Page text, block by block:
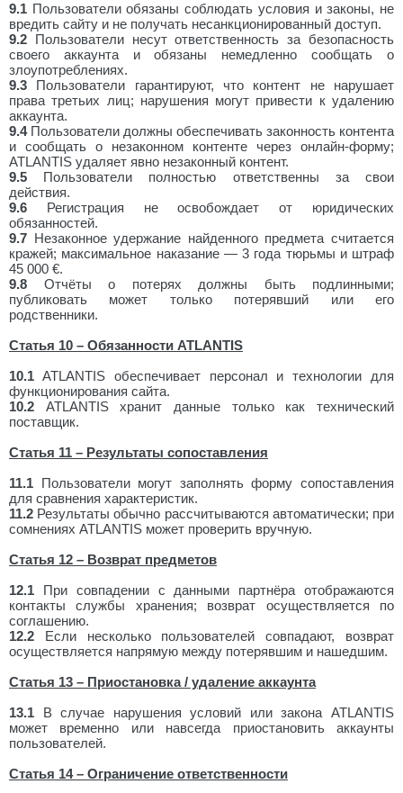
9.1 Пользователи обязаны соблюдать условия и законы, не
вредить сайту и не получать несанкционированный доступ.
9.2 Пользователи несут ответственность за безопасность
своего аккаунта и обязаны немедленно сообщать о
злоупотреблениях.
9.3 Пользователи гарантируют, что контент не нарушает
права третьих лиц; нарушения могут привести к удалению
аккаунта.
9.4Пользователи должны обеспечивать законность контента
и сообщать о незаконном контенте через онлайн-форму;
ATLANTIS удаляет явно незаконный контент.
9.5 Пользователи полностью ответственны за свои
действия.
9.6 Регистрация не освобождает от юридических
обязанностей.
9.7 Незаконное удержание найденного предмета считается
кражей; максимальное наказание — 3 года тюрьмы и штраф
45 000 €.
9.8 Отчёты о потерях должны быть подлинными;
публиковать может только потерявший или его
родственники.
Статья 10 – Обязанности ATLANTIS
10.1 ATLANTIS обеспечивает персонал и технологии для
функционирования сайта.
10.2 ATLANTIS хранит данные только как технический
поставщик.
Статья 11 – Результаты сопоставления
11.1 Пользователи могут заполнять форму сопоставления
для сравнения характеристик.
11.2 Результаты обычно рассчитываются автоматически; при
сомнениях ATLANTIS может проверить вручную.
Статья 12 – Возврат предметов
12.1 При совпадении с данными партнёра отображаются
контакты службы хранения; возврат осуществляется по
соглашению.
12.2 Если несколько пользователей совпадают, возврат
осуществляется напрямую между потерявшим и нашедшим.
Статья 13 – Приостановка / удаление аккаунта
13.1 В случае нарушения условий или закона ATLANTIS
может временно или навсегда приостановить аккаунты
пользователей.
Статья 14 – Ограничение ответственности